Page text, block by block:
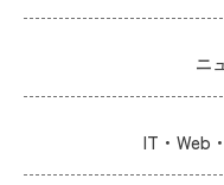
ニ
IT・Web